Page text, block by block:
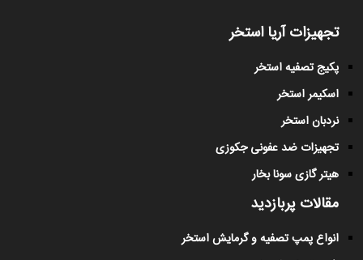
تجهیزات آریا استخر
پکیج تصفیه استخر
اسکیمر استخر
نردبان استخر
تجهیزات ضد عفونی جکوزی
هیتر گازی سونا بخار
مقالات پربازدید
انواع پمپ تصفیه و گرمایش استخر